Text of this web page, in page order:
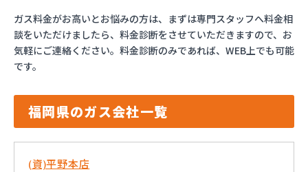
ガス料金がお高いとお悩みの方は、まずは専門スタッフへ料金相
談をいただけましたら、料金診断をさせていただきますので、お
気軽にご連絡ください。料金診断のみであれば、WEB上でも可能
です。
福岡県のガス会社一覧
(資)平野本店